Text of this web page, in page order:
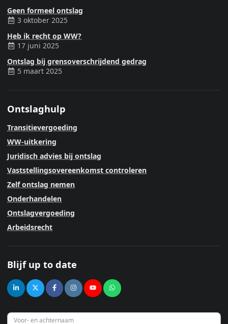
Geen formeel ontslag
3 oktober 2025
Heb ik recht op WW?
17 juni 2025
Ontslag bij grensoverschrijdend gedrag
5 maart 2025
Ontslaghulp
Transitievergoeding
WW-uitkering
Juridisch advies bij ontslag
Vaststellingsovereenkomst controleren
Zelf ontslag nemen
Onderhandelen
Ontslagvergoeding
Arbeidsrecht
Blijf up to date